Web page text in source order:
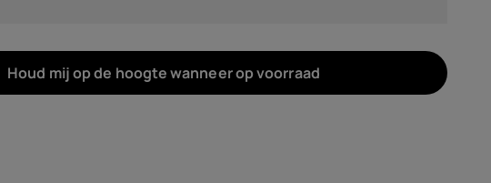
Houd mij op de hoogte wanneer op voorraad